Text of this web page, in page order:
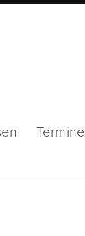
Termine